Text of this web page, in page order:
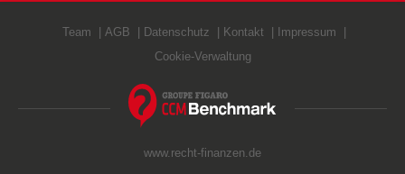
Team AGB Datenschutz Kontakt
Impressum
Cookie-Verwaltung
www.recht-finanzen.de